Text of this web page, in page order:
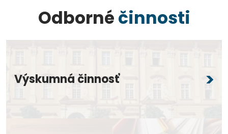
Odbornéčinnosti
Výskumná činnosť